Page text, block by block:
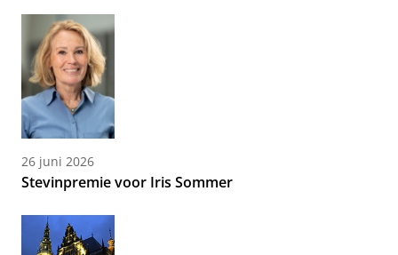
26 juni 2026
Stevinpremie voor Iris Sommer